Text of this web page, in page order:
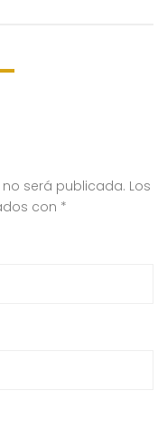
será publicada. Los
con *